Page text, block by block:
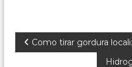
N Como tirar gordura